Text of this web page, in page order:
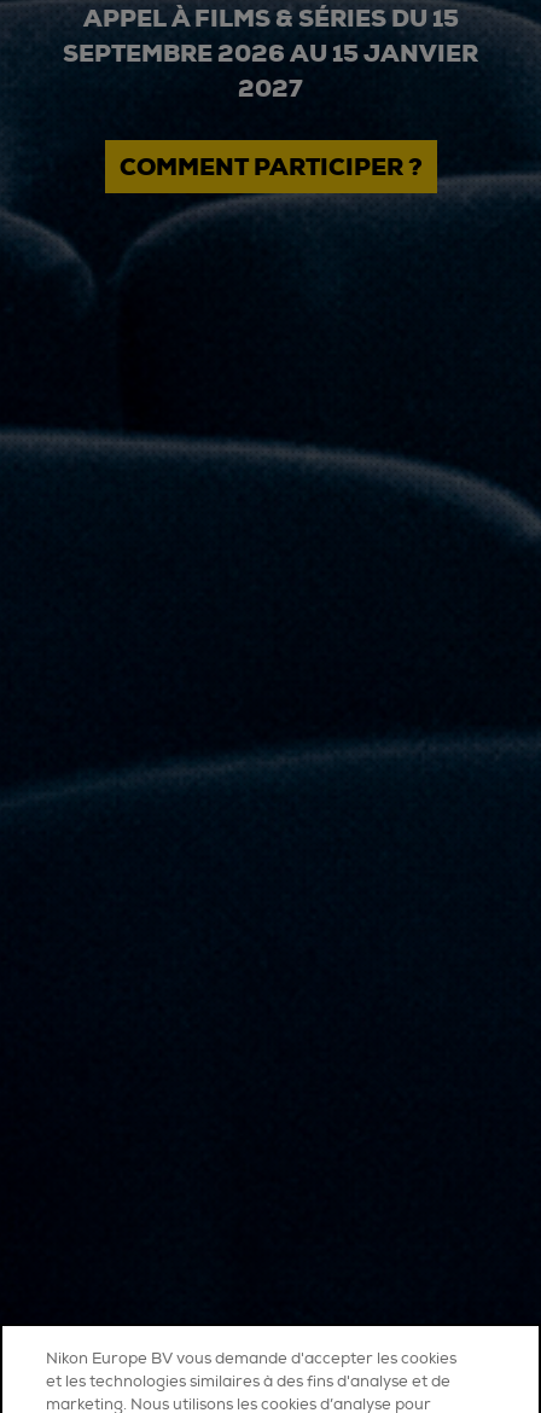
APPEL À FILMS & SÉRIES DU 15
SEPTEMBRE 2026 AU 15 JANVIER
2027
COMMENT PARTICIPER ?
Nikon Europe BV vous demande d'accepter les cookies
et les technologies similaires à des fins d'analyse et de
marketing. Nous utilisons les cookies d’analyse pour